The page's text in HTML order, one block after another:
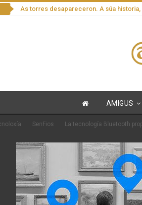
As torres desapareceron. A súa historia,
AMIGUS
SenFios La tecnología Bluetooth